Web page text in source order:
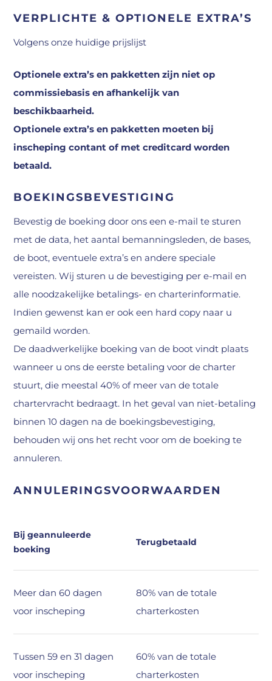
VERPLICHTE & OPTIONELE EXTRA’S
Volgens onze huidige prijslijst
Optionele extra’s en pakketten zijn niet op
commissiebasis en afhankelijk van
beschikbaarheid.
Optionele extra’s en pakketten moeten bij
inscheping contant of met creditcard worden
betaald.
BOEKINGSBEVESTIGING
Bevestig de boeking door ons een e-mail te sturen
met de data, het aantal bemanningsleden, de bases,
de boot, eventuele extra’s en andere speciale
vereisten. Wij sturen u de bevestiging per e-mail en
alle noodzakelijke betalings- en charterinformatie.
Indien gewenst kan er ook een hard copy naar u
gemaild worden.
De daadwerkelijke boeking van de boot vindt plaats
wanneer u ons de eerste betaling voor de charter
stuurt, die meestal 40% of meer van de totale
chartervracht bedraagt. In het geval van niet-betaling
binnen 10 dagen na de boekingsbevestiging,
behouden wij ons het recht voor om de boeking te
annuleren.
ANNULERINGSVOORWAARDEN
Bij geannuleerde
boeking
Terugbetaald
Meer dan 60 dagen
voor inscheping
80% van de totale
charterkosten
Tussen 59 en 31 dagen
voor inscheping
60% van de totale
charterkosten